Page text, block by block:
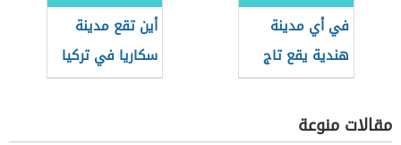
في أي مدينة
هندية يقع تاج
محل
أين تقع مدينة
سكاريا في تركيا
مقالات منوعة